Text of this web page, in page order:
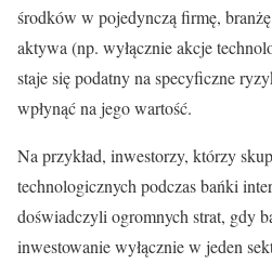
środków w pojedynczą firmę,
aktywa (np. wyłącznie akcje
staje się podatny na specyficzne
wpłynąć na jego wartość.
Na przykład, inwestorzy, którzy
technologicznych podczas bańki
doświadczyli ogromnych strat, gdy
inwestowanie wyłącznie w jeden